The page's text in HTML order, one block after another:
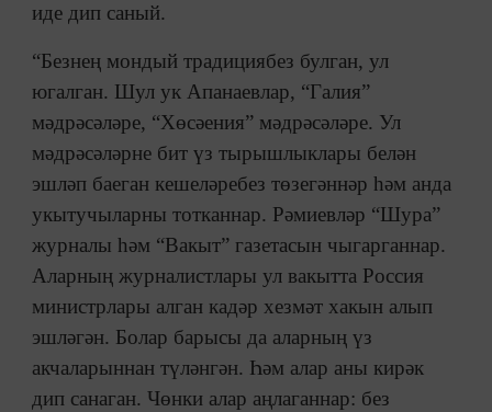
иде дип саный.
“Безнең мондый традициябез булган, ул
югалган. Шул ук Апанаевлар, “Галия”
мәдрәсәләре, “Хөсәения” мәдрәсәләре. Ул
мәдрәсәләрне бит үз тырышлыклары белән
эшләп баеган кешеләребез төзегәннәр һәм анда
укытучыларны тотканнар. Рәмиевләр “Шура”
журналы һәм “Вакыт” газетасын чыгарганнар.
Аларның журналистлары ул вакытта Россия
министрлары алган кадәр хезмәт хакын алып
эшләгән. Болар барысы да аларның үз
акчаларыннан түләнгән. Һәм алар аны кирәк
дип санаган. Чөнки алар аңлаганнар: без